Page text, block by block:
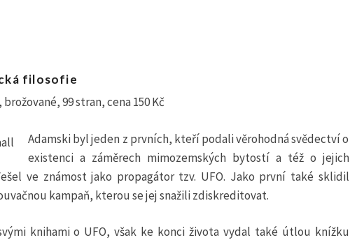
filosofie
99 stran, cena 150 Kč
Adamski byl jeden z prvních, kteří podali věrohodná svědectví o
existenci a záměrech mimozemských bytostí a též o jejich
ve známost jako propagátor tzv. UFO. Jako první také sklidil
kampaň, kterou se jej snažili zdiskreditovat.
knihami o UFO, však ke konci života vydal také útlou knížku